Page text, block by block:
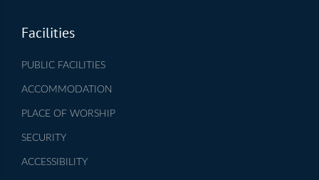
Facilities
PUBLIC FACILITIES
ACCOMMODATION
PLACE OF WORSHIP
SECURITY
ACCESSIBILITY